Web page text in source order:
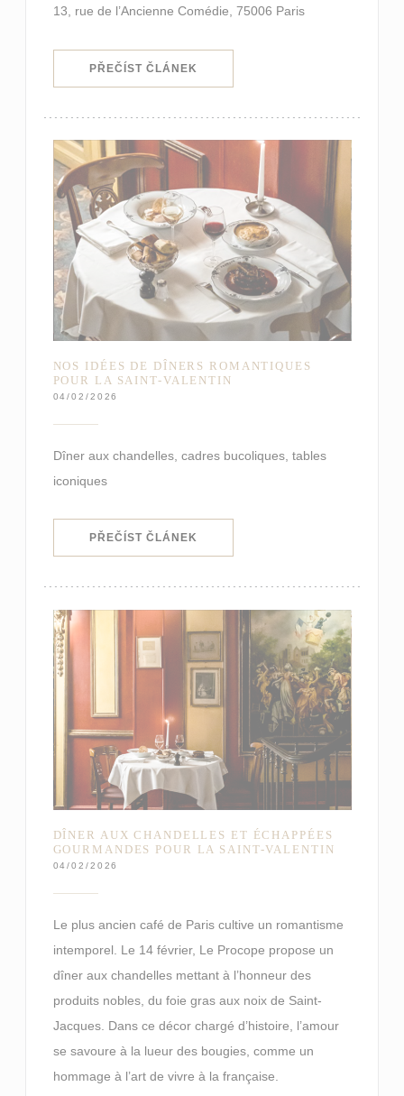
13, rue de l’Ancienne Comédie, 75006 Paris
PŘEČÍST ČLÁNEK
NOS IDÉES DE DÎNERS ROMANTIQUES
POUR LA SAINT-VALENTIN
04/02/2026
Dîner aux chandelles, cadres bucoliques, tables
iconiques
PŘEČÍST ČLÁNEK
DÎNER AUX CHANDELLES ET ÉCHAPPÉES
GOURMANDES POUR LA SAINT-VALENTIN
04/02/2026
Le plus ancien café de Paris cultive un romantisme
intemporel. Le 14 février, Le Procope propose un
dîner aux chandelles mettant à l’honneur des
produits nobles, du foie gras aux noix de Saint-
Jacques. Dans ce décor chargé d’histoire, l’amour
se savoure à la lueur des bougies, comme un
hommage à l’art de vivre à la française.